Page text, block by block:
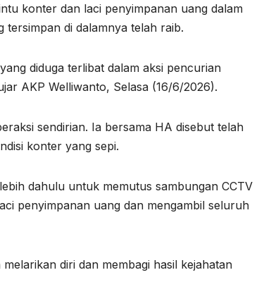
konter dan laci penyimpanan uang dalam
tersimpan di dalamnya telah raib.
diduga terlibat dalam aksi pencurian
AKP Welliwanto, Selasa (16/6/2026).
sendirian. Ia bersama HA disebut telah
konter yang sepi.
dahulu untuk memutus sambungan CCTV
penyimpanan uang dan mengambil seluruh
diri dan membagi hasil kejahatan